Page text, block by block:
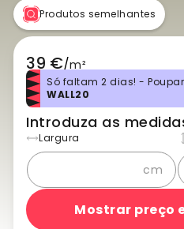
Produtos semelhantes
39 €/m²
Só faltam 2 dias! - Poupar
WALL20
Introduza as
Largura
cm
Mostrar preço